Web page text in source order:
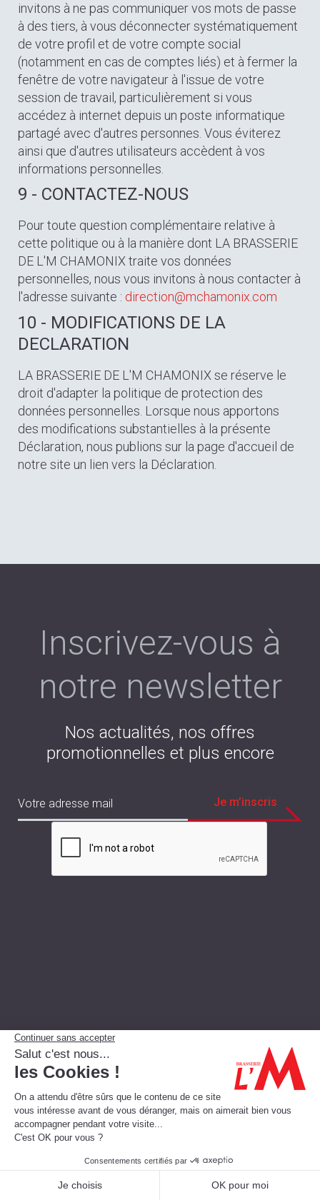
invitons à ne pas communiquer vos mots de passe
à des tiers, à vous déconnecter systématiquement
de votre profil et de votre compte social
(notamment en cas de comptes liés) et à fermer la
fenêtre de votre navigateur à l'issue de votre
session de travail, particulièrement si vous
accédez à internet depuis un poste informatique
partagé avec d'autres personnes. Vous éviterez
ainsi que d'autres utilisateurs accèdent à vos
informations personnelles.
9 - CONTACTEZ-NOUS
Pour toute question complémentaire relative à
cette politique ou à la manière dont LA BRASSERIE
DE L'M CHAMONIX traite vos données
personnelles, nous vous invitons à nous contacter à
l'adresse suivante : direction@mchamonix.com
10 - MODIFICATIONS DE LA
DECLARATION
LA BRASSERIE DE L'M CHAMONIX se réserve le
droit d'adapter la politique de protection des
données personnelles. Lorsque nous apportons
des modifications substantielles à la présente
Déclaration, nous publions sur la page d'accueil de
notre site un lien vers la Déclaration.
Inscrivez-vous à
notre newsletter
Nos actualités, nos offres
promotionnelles et plus encore
LES AUTRES ETABLISSEMENTS DU
GROUPE BEST MONT-BLANC